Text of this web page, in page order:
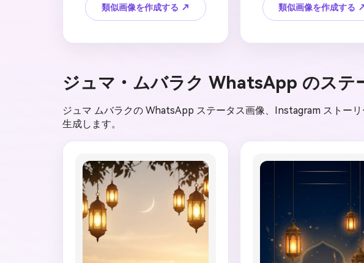
月、微妙なイスラム幾何学的パ
ターン、編集可能なジュンマ
ントな空白スペース、正方形
用、預言者の描写、アッラーの
ルドゥー語の文字、透かし、乱
雑なタイポグラフィを備えた、
してください。
類似画像を作成する ↗
の出、穏やかな雲、小さ
月、洗練された花のアク
の広々とした下部パネル
構成、生成された宗教的
なし、不正確な祈りの時間
し、歪んだ建築なし、ラ
類似画像を作成する
ジュマ・ムバラク WhatsApp のステ
ジュマ ムバラクの WhatsApp ステータス画像、Instagram ストー
生成します。